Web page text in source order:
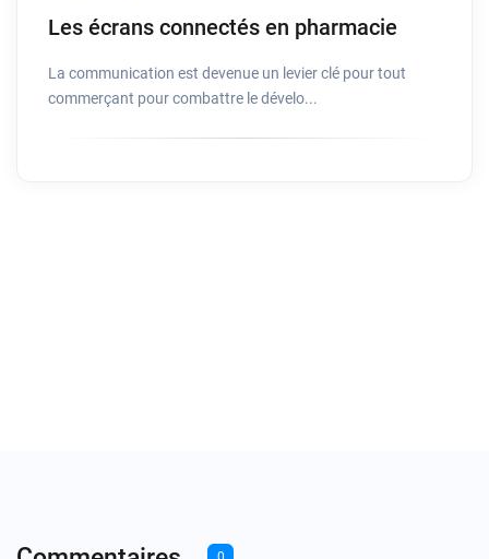
Les écrans connectés en pharmacie
La communication est devenue un levier clé pour tout
commerçant pour combattre le dévelo...